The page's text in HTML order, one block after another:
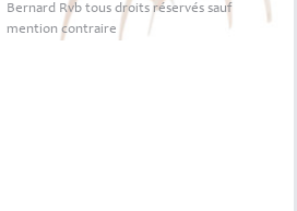
Bernard Rvb tous droits réservés sauf
mention contraire